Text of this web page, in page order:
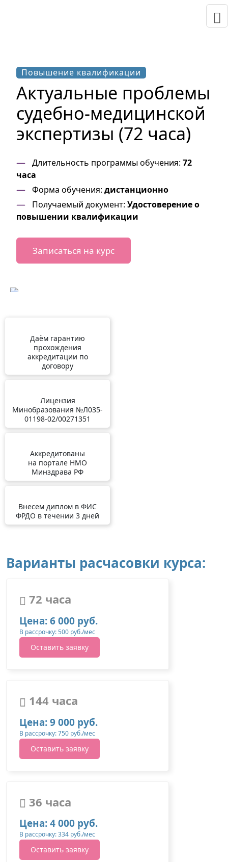
Повышение квалификации
Актуальные проблемы
судебно-медицинской
экспертизы (72 часа)
Длительность программы обучения: 72
часа
Форма обучения: дистанционно
Получаемый документ: Удостоверение о
повышении квалификации
Записаться на курс
Даём гарантию
прохождения
аккредитации по
договору
Лицензия
Минобразования №Л035-
01198-02/00271351
Аккредитованы
на портале НМО
Минздрава РФ
Внесем диплом в ФИС
ФРДО в течении 3 дней
Варианты расчасовки курса:
72 часа
Цена: 6 000 руб.
В рассрочку: 500 руб./мес
Оставить заявку
144 часа
Цена: 9 000 руб.
В рассрочку: 750 руб./мес
Оставить заявку
36 часа
Цена: 4 000 руб.
В рассрочку: 334 руб./мес
Оставить заявку